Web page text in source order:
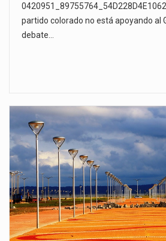
partido colorado no está apoyando al
debate…